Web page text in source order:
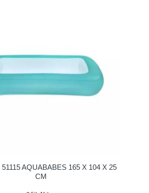
51115 AQUABABES 165 X 104 X 25
CM